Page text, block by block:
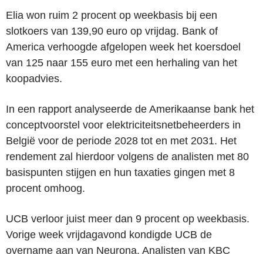
Elia won ruim 2 procent op weekbasis bij een
slotkoers van 139,90 euro op vrijdag. Bank of
America verhoogde afgelopen week het koersdoel
van 125 naar 155 euro met een herhaling van het
koopadvies.
In een rapport analyseerde de Amerikaanse bank het
conceptvoorstel voor elektriciteitsnetbeheerders in
België voor de periode 2028 tot en met 2031. Het
rendement zal hierdoor volgens de analisten met 80
basispunten stijgen en hun taxaties gingen met 8
procent omhoog.
UCB verloor juist meer dan 9 procent op weekbasis.
Vorige week vrijdagavond kondigde UCB de
overname aan van Neurona. Analisten van KBC